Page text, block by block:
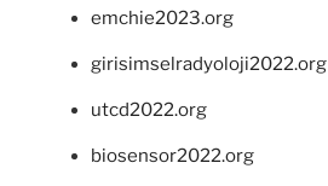
emchie2023.org
girisimselradyoloji2022.org
utcd2022.org
biosensor2022.org